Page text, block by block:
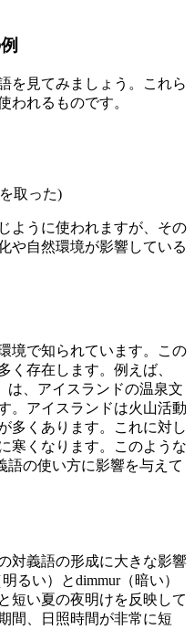
を見てみましょう。これら
われるものです。
取った)
ように使われますが、その
や自然環境が影響している
境で知られています。この
く存在します。例えば、
は、アイスランドの温泉文
。アイスランドは火山活動
多くあります。これに対し
寒くなります。このような
語の使い方に影響を与えて
対義語の形成に大きな影響
るい）とdimmur（暗い）
短い夏の夜明けを反映して
間、日照時間が非常に短